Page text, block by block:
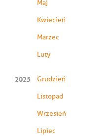
Maj
Kwiecień
Marzec
Luty
2025 Grudzień
Listopad
Wrzesień
Lipiec